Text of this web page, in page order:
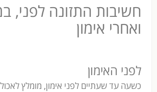
חשיבות התזונה לפני,
ואחרי אימון
לפני האימון
כשעה עד שעתיים לפני אימון, מומלץ